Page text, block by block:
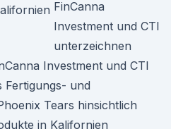
FinCanna
Investment und CTI
unterzeichnen
Investment und CTI
Fertigungs- und
Tears hinsichtlich
in Kalifornien